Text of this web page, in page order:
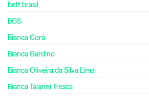
bett brasil
BGS
Bianca Corá
Bianca Gardino
Bianca Oliveira da Silva Lima
Bianca Talarini Tresca